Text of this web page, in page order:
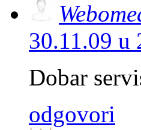
30.11.09 u
Dobar
odgovori